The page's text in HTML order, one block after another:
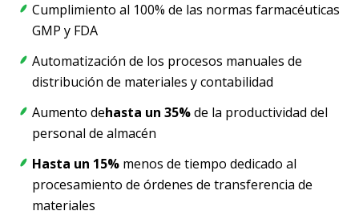
Cumplimiento al 100% de las normas farmacéuticas
GMP y FDA
Automatización de los procesos manuales de
distribución de materiales y contabilidad
Aumento dehasta un 35%de la productividad del
personal de almacén
Hasta un 15% menos de tiempo dedicado al
procesamiento de órdenes de transferencia de
materiales